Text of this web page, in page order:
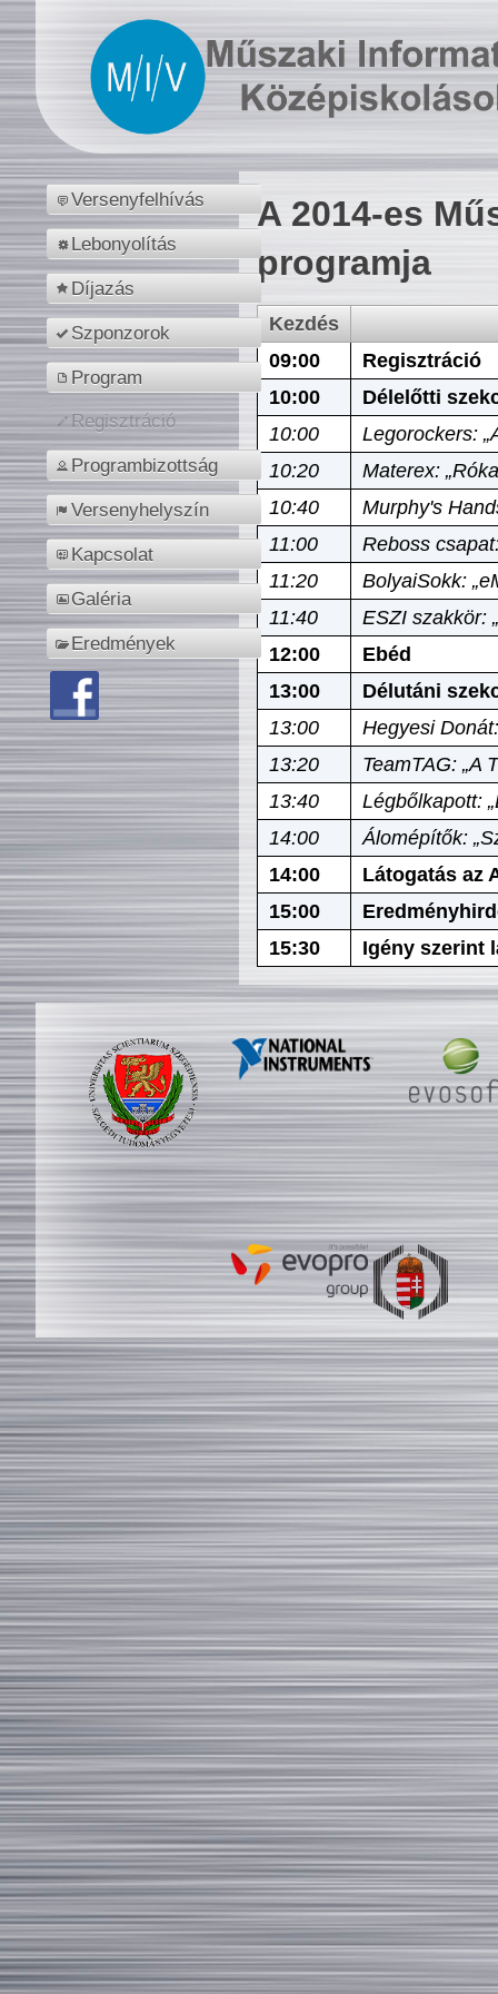
Versenyfelhívás
Lebonyolítás
Díjazás
Szponzorok
Program
Regisztráció
Programbizottság
Versenyhelyszín
Kapcsolat
Galéria
Eredmények
A 2014-es
programja
Kezdés
09:00
Regisztráció
10:00
Délelőtti
10:00
Legorockers:
10:20
Materex:
10:40
Murphy's
11:00
Reboss
11:20
BolyaiSokk:
11:40
ESZI szakkör:
12:00
Ebéd
13:00
Délutáni
13:00
Hegyesi
13:20
TeamTAG: „A
13:40
Légbőlkapott:
14:00
Álomépítők:
14:00
Látogatás az
15:00
15:30
Igény szerint